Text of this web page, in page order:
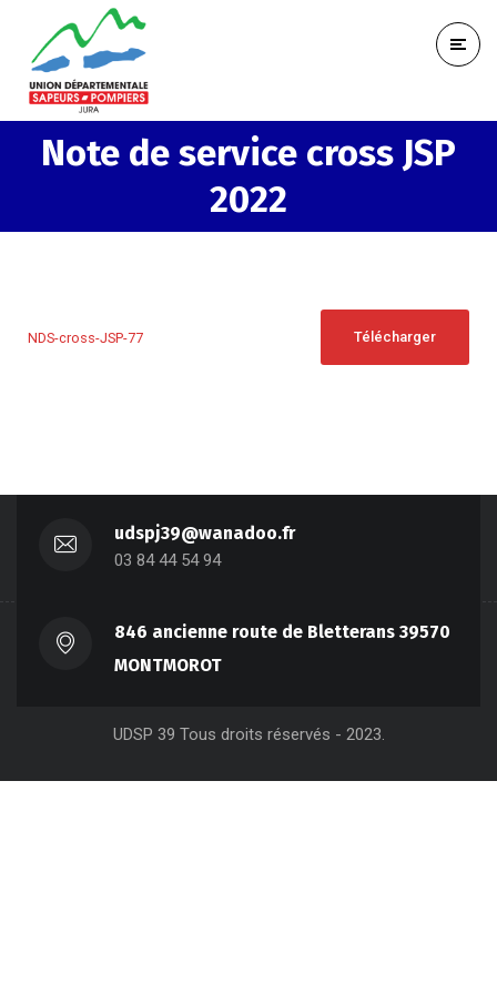
Note de service cross JSP
2022
NDS-cross-JSP-77 Télécharger
udspj39@wanadoo.fr
03 84 44 54 94
846 ancienne route de Bletterans 39570
MONTMOROT
UDSP 39 Tous droits réservés - 2023.